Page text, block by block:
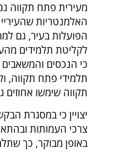
האלמנטריות
הפועלות בעיר, גם
לקליטת תלמידים
כי הנכסים
תלמידי פתח תקווה,
תקווה שימשו אחוזים
יצויין כי במסגרת
צרכי העמותות
באופן מבוקר, כך